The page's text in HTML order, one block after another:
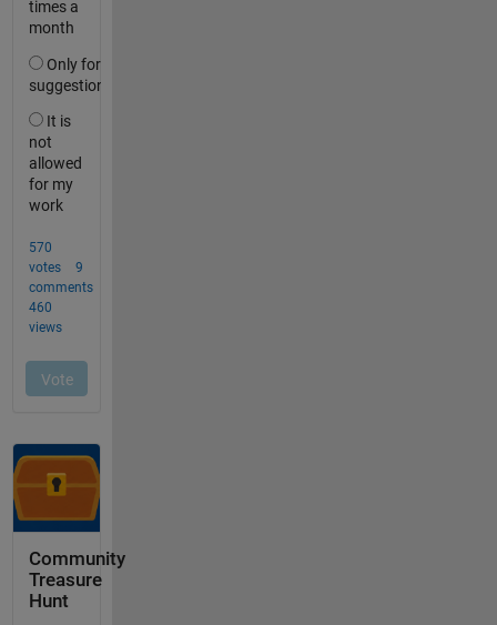
Community
Treasure
Hunt